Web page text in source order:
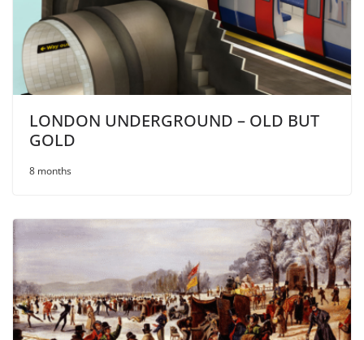
LONDON UNDERGROUND – OLD BUT
GOLD
8 months